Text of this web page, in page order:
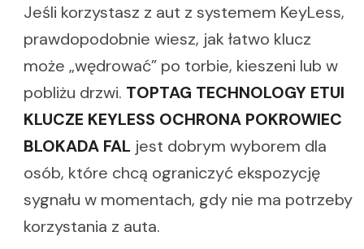
Jeśli korzystasz z aut z systemem KeyLess,
prawdopodobnie wiesz, jak łatwo klucz
może „wędrować” po torbie, kieszeni lub w
pobliżu drzwi. TOPTAG TECHNOLOGY ETUI
KLUCZE KEYLESS OCHRONA POKROWIEC
BLOKADA FAL jest dobrym wyborem dla
osób, które chcą ograniczyć ekspozycję
sygnału w momentach, gdy nie ma potrzeby
korzystania z auta.